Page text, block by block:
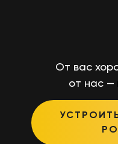
От вас
от нас —